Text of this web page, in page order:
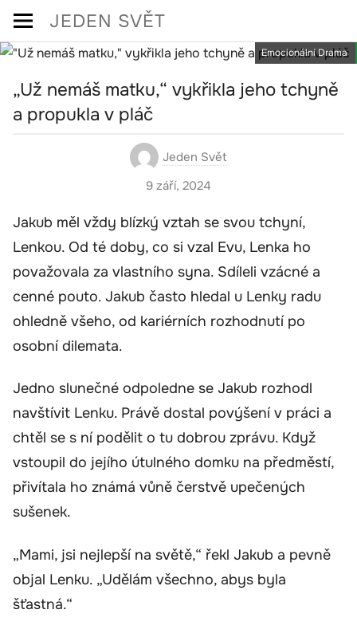
Skip
content
JEDEN SVĚT
Emocionální Drama
„Už nemáš matku,“ vykřikla jeho tchyně
a propukla v pláč
Jeden Svět
9 září, 2024
Jakub měl vždy blízký vztah se svou tchyní,
Lenkou. Od té doby, co si vzal Evu, Lenka ho
považovala za vlastního syna. Sdíleli vzácné a
cenné pouto. Jakub často hledal u Lenky radu
ohledně všeho, od kariérních rozhodnutí po
osobní dilemata.
Jedno slunečné odpoledne se Jakub rozhodl
navštívit Lenku. Právě dostal povýšení v práci a
chtěl se s ní podělit o tu dobrou zprávu. Když
vstoupil do jejího útulného domku na předměstí,
přivítala ho známá vůně čerstvě upečených
sušenek.
„Mami, jsi nejlepší na světě,“ řekl Jakub a pevně
objal Lenku. „Udělám všechno, abys byla
šťastná.“